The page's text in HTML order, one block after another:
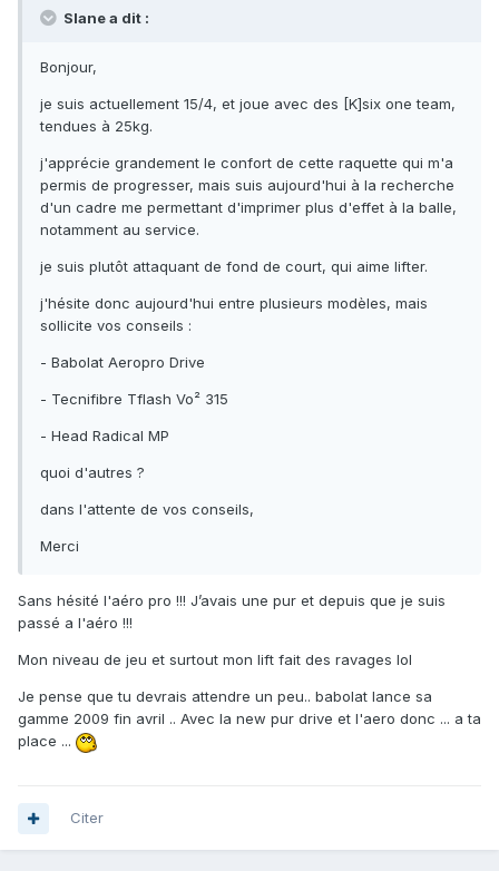
Slane a dit :
Bonjour,
je suis actuellement 15/4, et joue avec des [K]six one team,
tendues à 25kg.
j'apprécie grandement le confort de cette raquette qui m'a
permis de progresser, mais suis aujourd'hui à la recherche
d'un cadre me permettant d'imprimer plus d'effet à la balle,
notamment au service.
je suis plutôt attaquant de fond de court, qui aime lifter.
j'hésite donc aujourd'hui entre plusieurs modèles, mais
sollicite vos conseils :
- Babolat Aeropro Drive
- Tecnifibre Tflash Vo² 315
- Head Radical MP
quoi d'autres ?
dans l'attente de vos conseils,
Merci
Sans hésité l'aéro pro !!! J’avais une pur et depuis que je suis
passé a l'aéro !!!
Mon niveau de jeu et surtout mon lift fait des ravages lol
Je pense que tu devrais attendre un peu.. babolat lance sa
gamme 2009 fin avril .. Avec la new pur drive et l'aero donc ... a ta
place ...
Citer